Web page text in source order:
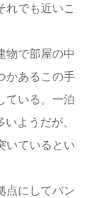
れでも近いこ
物で部屋の中
かあるこの手
ている。一泊
ようだが、
いているとい
点にしてバン